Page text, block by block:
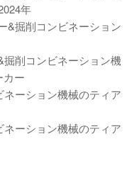
年
&掘削コンビネーション
掘削コンビネーション機
カー
ーション機械のティア
ーション機械のティア